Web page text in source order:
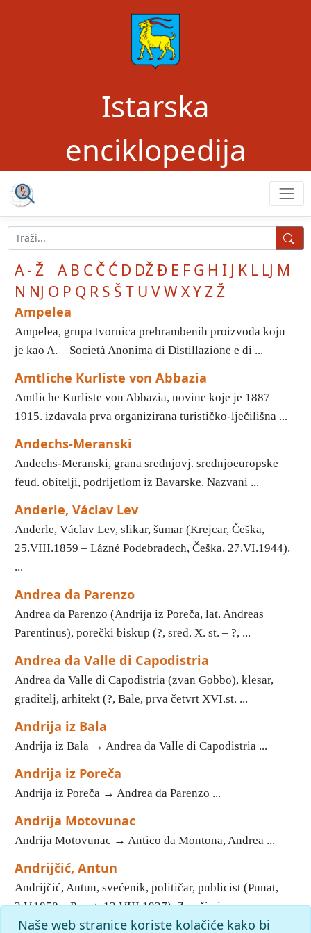
Istarska
enciklopedija
A - Ž A B C Č Ć D DŽĐ E F G H I J K L LJ M
N NJ O P Q R S Š T U VWXYZŽ
Ampelea
Ampelea, grupa tvornica prehrambenih proizvoda koju
je kao A. – Società Anonima di Distillazione e di ...
Amtliche Kurliste von Abbazia
Amtliche Kurliste von Abbazia, novine koje je 1887–
1915. izdavala prva organizirana turističko-lječilišna ...
Andechs-Meranski
Andechs-Meranski, grana srednjovj. srednjoeuropske
feud. obitelji, podrijetlom iz Bavarske. Nazvani ...
Anderle, Václav Lev
Anderle, Václav Lev, slikar, šumar (Krejcar, Češka,
25.VIII.1859 – Lázné Podebradech, Češka, 27.VI.1944).
...
Andrea da Parenzo
Andrea da Parenzo (Andrija iz Poreča, lat. Andreas
Parentinus), porečki biskup (?, sred. X. st. – ?, ...
Andrea da Valle di Capodistria
Andrea da Valle di Capodistria (zvan Gobbo), klesar,
graditelj, arhitekt (?, Bale, prva četvrt XVI.st. ...
Andrija iz Bala
Andrija iz Bala → Andrea da Valle di Capodistria ...
Andrija iz Poreča
Andrija iz Poreča → Andrea da Parenzo ...
Andrija Motovunac
Andrija Motovunac → Antico da Montona, Andrea ...
Andrijčić, Antun
Andrijčić, Antun, svećenik, političar, publicist (Punat,
3.V.1858 – Punat, 13.VIII.1927). Završio je ...
Naše web stranice koriste kolačiće kako bi